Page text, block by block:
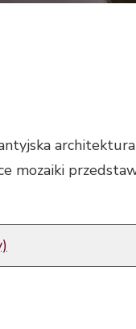
mozaiki